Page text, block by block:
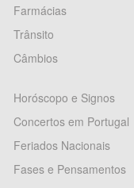
Farmácias
Trânsito
Câmbios
Horóscopo e Signos
Concertos em Portugal
Feriados Nacionais
Fases e Pensamentos